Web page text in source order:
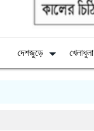
দেশজুড়ে খেলাধুলা